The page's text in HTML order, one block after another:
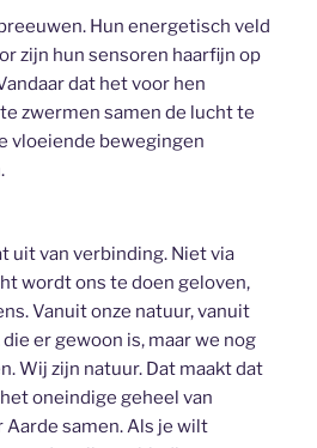
Hun energetisch veld
zijn hun sensoren haarfijn op
dat het voor hen
zwermen samen de lucht te
vloeiende bewegingen
uit van verbinding. Niet via
wordt ons te doen geloven,
Vanuit onze natuur, vanuit
er gewoon is, maar we nog
Wij zijn natuur. Dat maakt dat
oneindige geheel van
samen. Als je wilt